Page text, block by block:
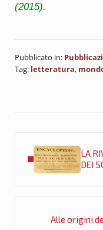
(2015).
Pubblicato in:
Tag: letteratura,
LA
DEI
Alle origini